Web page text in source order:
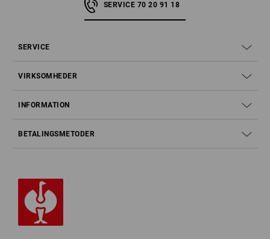
SERVICE 70 20 91 18
SERVICE
VIRKSOMHEDER
INFORMATION
BETALINGSMETODER